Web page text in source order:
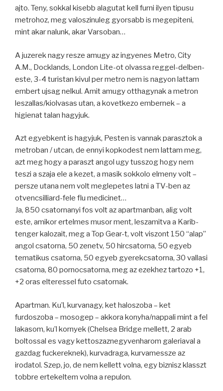
ajto. Teny, sokkal kisebb alagutat kell furni ilyen tipusu
metrohoz, meg valoszinuleg gyorsabb is megepiteni,
mint akar nalunk, akar Varsoban…
A juzerek nagy resze amugy az ingyenes Metro, City
A.M., Docklands, London Lite-ot olvassa reggel-delben-
este, 3-4 turistan kivul per metro nem is nagyon lattam
embert ujsag nelkul. Amit amugy otthagynak a metron
leszallas/kiolvasas utan, a kovetkezo embernek – a
higienat talan hagyjuk.
Azt egyebkent is hagyjuk, Pesten is vannak parasztok a
metroban / utcan, de ennyi kopkodest nem lattam meg,
azt meg hogy a paraszt angol ugy tusszog hogy nem
teszi a szaja ele a kezet, a masik sokkolo elmeny volt –
persze utana nem volt meglepetes latni a TV-ben az
otvencsilliard-fele flu medicinet…
Ja, 850 csatornanyi fos volt az apartmanban, alig volt
este, amikor ertelmes musor ment, leszamitva a Karib-
tenger kalozait, meg a Top Gear-t, volt viszont 150 “alap”
angol csatorna, 50 zenetv, 50 hircsatorna, 50 egyeb
tematikus csatorna, 50 egyeb gyerekcsatorna, 30 vallasi
csatorna, 80 pornocsatorna, meg az ezekhez tartozo +1,
+2 oras elteressel futo csatornak.
Apartman. Ku’l, kurvanagy, ket haloszoba – ket
furdoszoba – mosogep – akkora konyha/nappali mint a fel
lakasom, ku’l kornyek (Chelsea Bridge mellett, 2 arab
boltossal es vagy kettoszaznegyvenharom galeriaval a
gazdag fuckereknek), kurvadraga, kurvamessze az
irodatol. Szep, jo, de nem kellett volna, egy biznisz klasszt
tobbre ertekeltem volna a repulon.